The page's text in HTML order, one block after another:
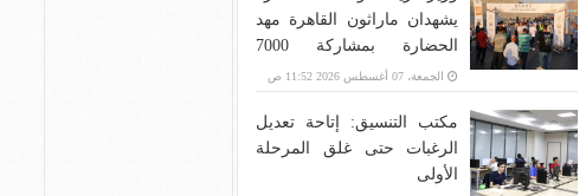
يشهدان ماراثون القاهرة مهد
الحضارة بمشاركة 7000
متسابق
الجمعة، 07 أغسطس 2026 11:52 ص
مكتب التنسيق: إتاحة تعديل
الرغبات حتى غلق المرحلة
الأولى